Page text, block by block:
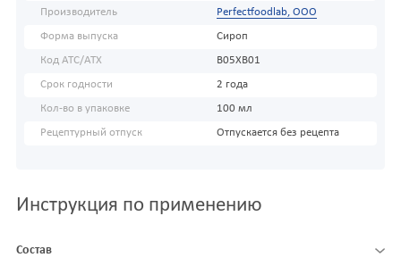
Производитель Perfectfoodlab, ООО
Форма выпуска Сироп
Код АТС/ATX B05XB01
Срок годности 2 года
Кол-во в упаковке 100 мл
Рецептурный отпуск Отпускается без рецепта
Инструкция по применению
Состав